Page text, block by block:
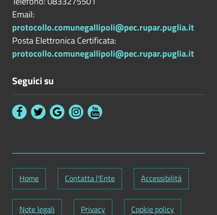
Email:
protocollo.comunegallipoli@pec.rupar.puglia.it
Posta Elettronica Certificata:
protocollo.comunegallipoli@pec.rupar.puglia.it
Seguici su
Home Contatta l'Ente Accessibilità
Note legali Privacy Cookie policy